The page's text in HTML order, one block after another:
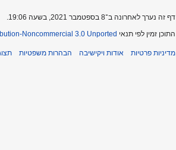
דף זה נערך לאחרונה ב־8 בספטמבר 2021, בשעה 19:06.
התוכן זמין לפי תנאי Noncommercial 3.0 Unported
מדיניות פרטיות אודות ויקישיבה הבהרות משפטיות